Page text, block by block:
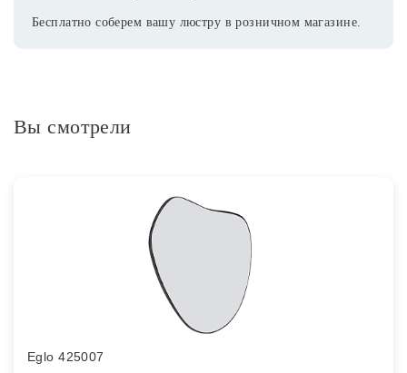
Бесплатно соберем вашу люстру в розничном магазине.
Вы смотрели
Eglo 425007